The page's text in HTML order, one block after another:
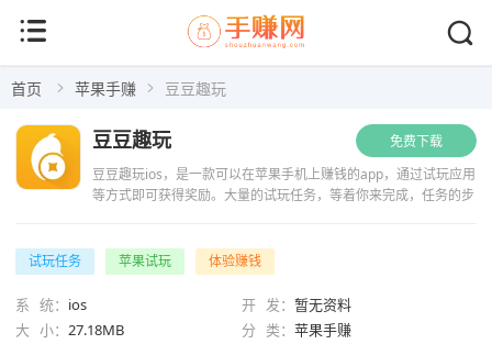
首页 苹果手赚 豆豆趣玩
免费下载
豆豆趣玩ios，是一款可以在苹果手机上赚钱的app，通过试玩应用
等方式即可获得奖励。大量的试玩任务，等着你来完成，任务的步
豆豆趣玩
试玩任务 苹果试玩 体验赚钱
系 统： ios 开 发： 暂无资料
大 小： 27.18MB 分 类： 苹果手赚